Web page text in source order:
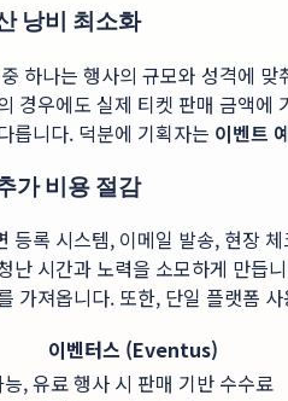
낭비 최소화
하나는 행사의 규모와 성격에
경우에도 실제 티켓 판매 금액
릅니다. 덕분에 기획자는 이벤트
가 비용 절감
등록 시스템, 이메일 발송, 현장
난 시간과 노력을 소모하게 만듭
가져옵니다. 또한, 단일 플랫폼
이벤터스 (Eventus)
, 유료 행사 시 판매 기반 수수료